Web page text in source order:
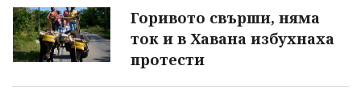
Горивото свърши, няма
ток и в Хавана избухнаха
протести